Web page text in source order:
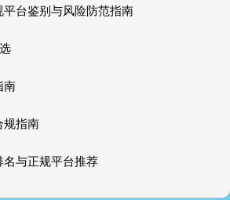
台鉴别与风险防范指南
南
规指南
与正规平台推荐